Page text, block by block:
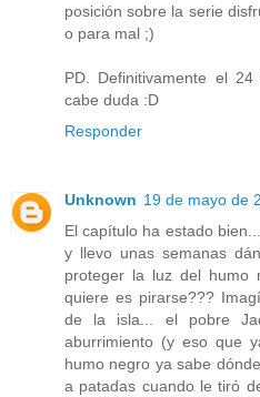
posición sobre la serie
o para mal ;)
PD. Definitivamente el
cabe duda :D
Responder
Unknown 19 de mayo de
El capítulo ha estado
y llevo unas semanas
proteger la luz del humo
quiere es pirarse???
de la isla... el pobre
aburrimiento (y eso que
humo negro ya sabe
a patadas cuando le tiró